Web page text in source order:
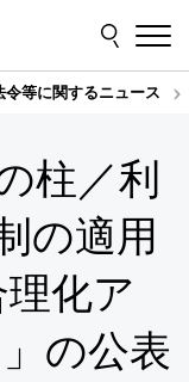
等に関するニュース
柱／利
の適用
化ア
の公表